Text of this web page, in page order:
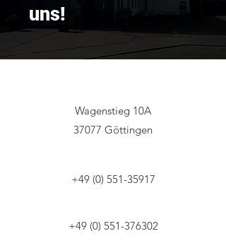
uns!
Wagenstieg 10A
37077 Göttingen
+49 (0) 551-35917
+49 (0) 551-376302